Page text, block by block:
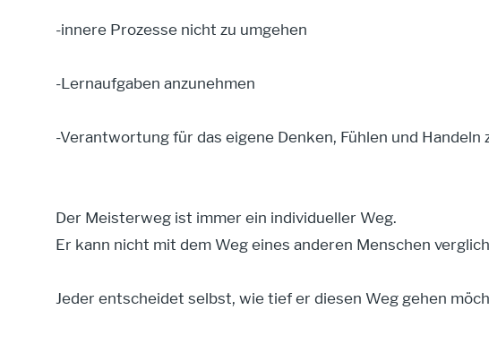
-innere Prozesse nicht zu umgehen
-Lernaufgaben anzunehmen
-Verantwortung für das eigene Denken, Fühlen und Handeln
Der Meisterweg ist immer ein individueller Weg.
Er kann nicht mit dem Weg eines anderen Menschen
Jeder entscheidet selbst, wie tief er diesen Weg gehen